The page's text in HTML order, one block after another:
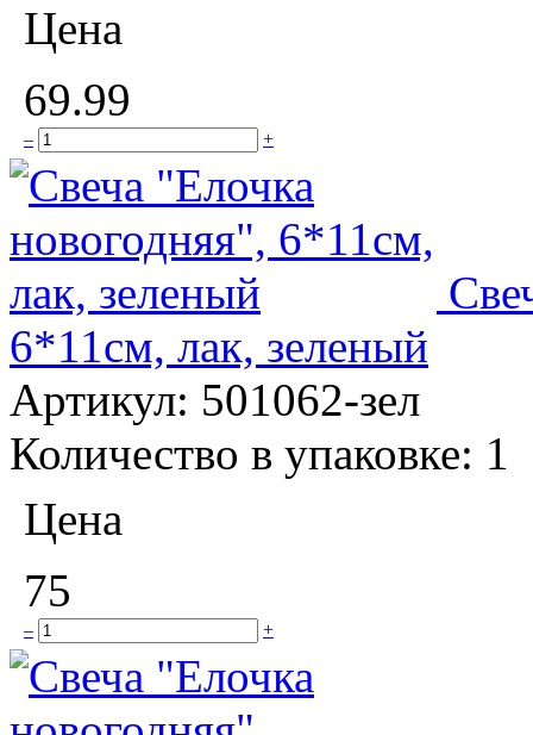
Цена
69.99
– +
6*11см, лак, зеленый
Артикул: 501062-зел
Количество в упаковке: 1
Цена
75
– +